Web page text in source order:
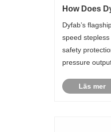
How Does
Pressure
Dyfab’s
speed
safety
pressure
Läs mer